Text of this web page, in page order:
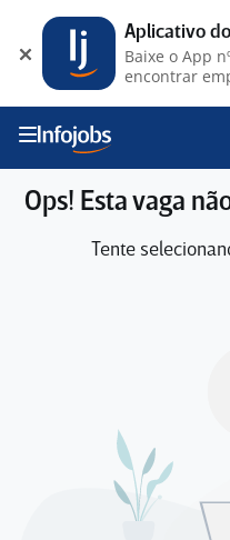
Ops! Esta vaga
Tente
Aplicativo
Baixe o App
encontrar